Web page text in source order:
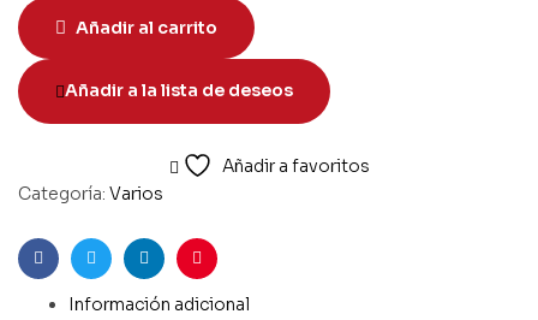
Añadir al carrito
Añadir a la lista de deseos
Añadir a favoritos
Categoría: Varios
FacebookTwitterLinkedinPinterest
Información adicional